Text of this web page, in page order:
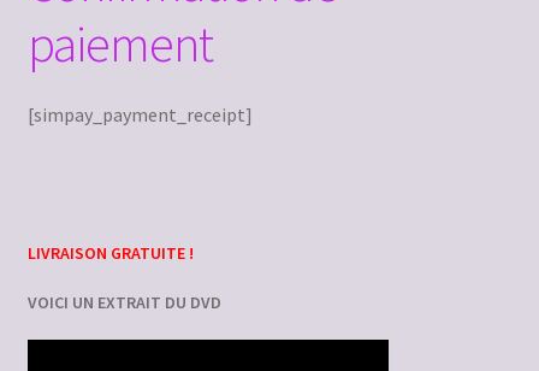
Contact
Échec du paiement
paiement
[simpay_payment_receipt]
LIVRAISON GRATUITE !
VOICI UN EXTRAIT DU DVD